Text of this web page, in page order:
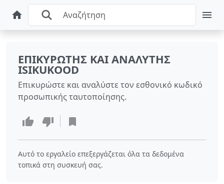
ΕΠΙΚΥΡΩΤΉΣ ΚΑΙ ΑΝΑΛΥΤΉΣ
ISIKUKOOD
Επικυρώστε και αναλύστε τον εσθονικό κωδικό
προσωπικής ταυτοποίησης.
Αυτό το εργαλείο επεξεργάζεται όλα τα δεδομένα
τοπικά στη συσκευή σας.